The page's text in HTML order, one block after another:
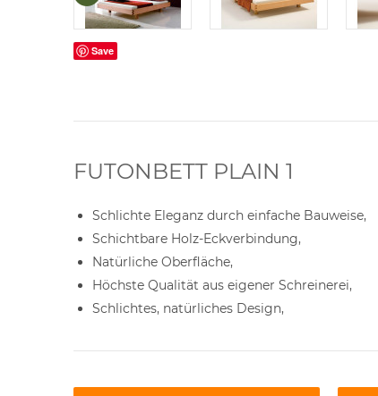
Save
FUTONBETT PLAIN 1
Schlichte Eleganz durch einfache Bauweise,
Schichtbare Holz-Eckverbindung,
Natürliche Oberfläche,
Höchste Qualität aus eigener Schreinerei,
Schlichtes, natürliches Design,